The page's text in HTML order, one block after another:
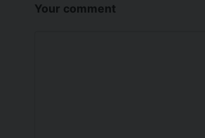
Your comment